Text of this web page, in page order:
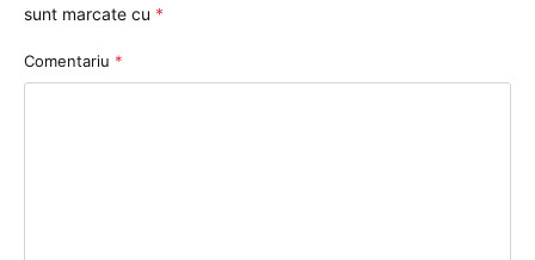
sunt marcate cu *
Comentariu *